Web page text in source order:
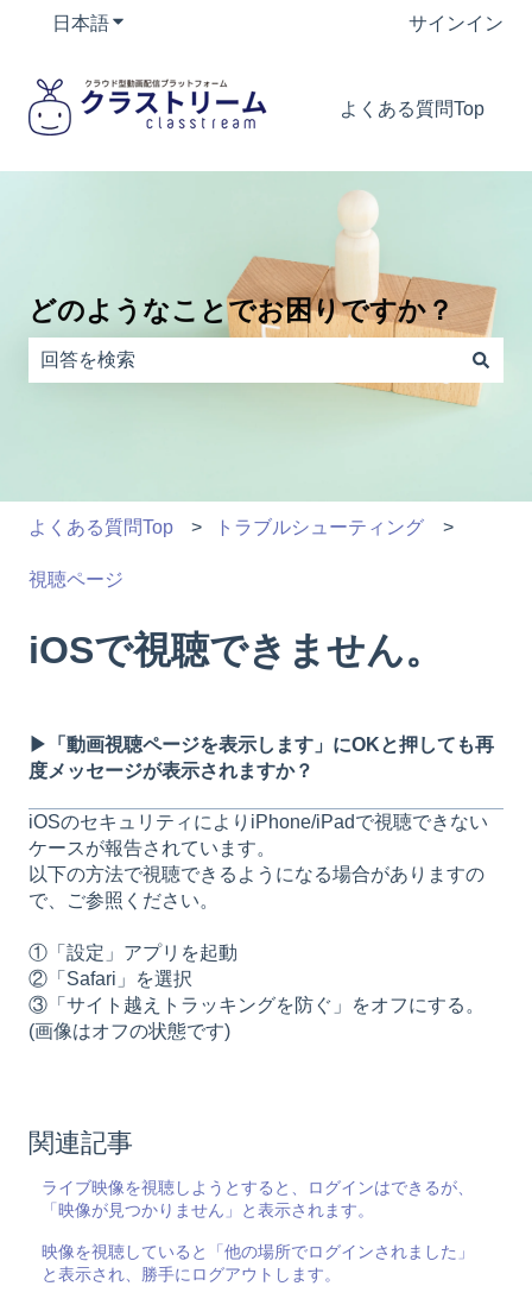
日本語翻訳のサブメニューを表示 サインイン
よくある質問Top
どのようなことでお困りですか？
検索フィールドが空なので、候補はありません。
よくある質問Top トラブルシューティング
視聴ページ
iOSで視聴できません。
▶「動画視聴ページを表示します」にOKと押しても再
度メッセージが表示されますか？
iOSのセキュリティによりiPhone/iPadで視聴できない
ケースが報告されています。
以下の方法で視聴できるようになる場合がありますの
で、ご参照ください。
①「設定」アプリを起動
②「Safari」を選択
③「サイト越えトラッキングを防ぐ」をオフにする。
(画像はオフの状態です)
関連記事
ライブ映像を視聴しようとすると、ログインはできるが、
「映像が見つかりません」と表示されます。
映像を視聴していると「他の場所でログインされました」
と表示され、勝手にログアウトします。